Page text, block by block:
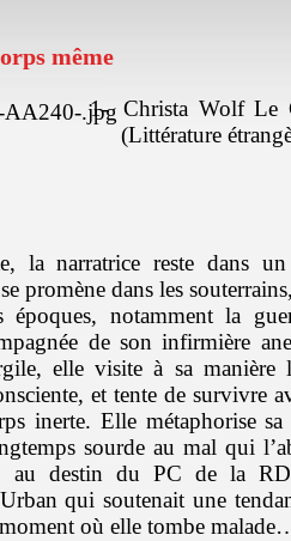
même
1- Christa Wolf Le
(Littérature
la narratrice reste dans
promène dans les
époques, notamment la
de son infirmière
elle visite à sa manière
et tente de survivre
inerte. Elle métaphorise sa
sourde au mal qui
au destin du PC de la
qui soutenait une
où elle tombe